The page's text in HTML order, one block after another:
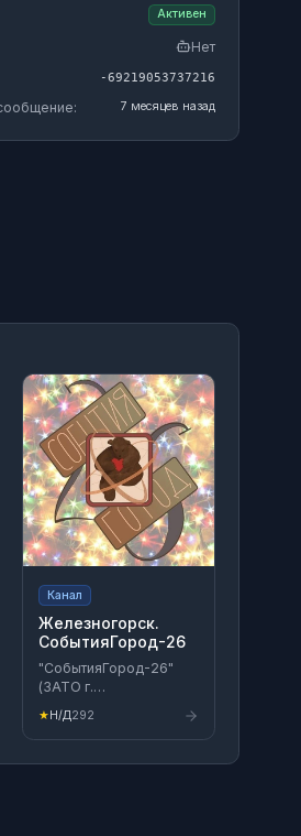
Активен
Нет
-69219053737216
7 месяцев назад
Канал
Железногорск.
СобытияГород-26
"СобытияГород-26"
(ЗАТО г.
Железногорск)
Новости
Железногорска, края,
страны и мира.
★Н/Д292